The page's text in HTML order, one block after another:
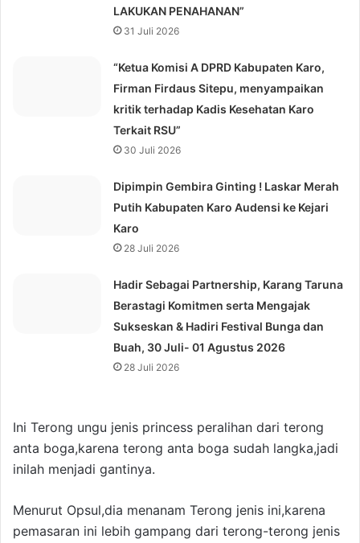
LAKUKAN PENAHANAN”
31 Juli 2026
“Ketua Komisi A DPRD Kabupaten Karo,
Firman Firdaus Sitepu, menyampaikan
kritik terhadap Kadis Kesehatan Karo
Terkait RSU”
30 Juli 2026
Dipimpin Gembira Ginting ! Laskar Merah
Putih Kabupaten Karo Audensi ke Kejari
Karo
28 Juli 2026
Hadir Sebagai Partnership, Karang Taruna
Berastagi Komitmen serta Mengajak
Sukseskan & Hadiri Festival Bunga dan
Buah, 30 Juli- 01 Agustus 2026
28 Juli 2026
Ini Terong ungu jenis princess peralihan dari terong
anta boga,karena terong anta boga sudah langka,jadi
inilah menjadi gantinya.
Menurut Opsul,dia menanam Terong jenis ini,karena
pemasaran ini lebih gampang dari terong-terong jenis